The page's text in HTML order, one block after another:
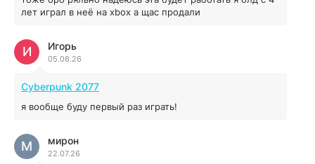
04.12.2025
Red Chaos - The Strict Order
04.12.2025
16.95 ГБ
04.12.2025
лет играл в неё на xbox а щас продали
Игорь
05.08.26
И
Cyberpunk 2077
я вообще буду первый раз играть!
мирон
22.07.26
М